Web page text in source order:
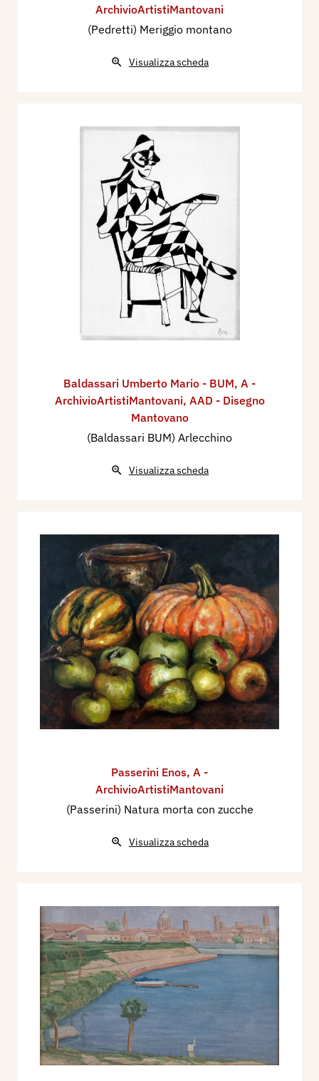
ArchivioArtistiMantovani
(Pedretti) Meriggio montano
Visualizza scheda
Baldassari Umberto Mario - BUM, A -
ArchivioArtistiMantovani, AAD - Disegno
Mantovano
(Baldassari BUM) Arlecchino
Visualizza scheda
Passerini Enos, A -
ArchivioArtistiMantovani
(Passerini) Natura morta con zucche
Visualizza scheda